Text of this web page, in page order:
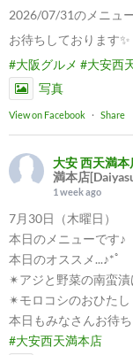
2026/07/31のメニュ
お待ちしております✨
#大阪グルメ #大安西
写真
View on Facebook · Share
大安 西天満
満本店
1 week ago
7月30日（木曜日）
本日のメニューです♪
本日のオススメ...♪*ﾟ
✴︎アジと野菜の南蛮漬
✴︎モロコシのおひたし
本日もみなさんお待
#大安西天満本店